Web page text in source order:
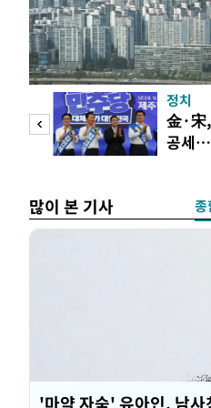
피
정치
金·宋
공세
많이 본 기사 종
'마약 자숙' 유아인, 남사